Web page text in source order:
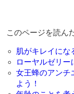
このページを読ん
肌がキレイにな
ローヤルゼリー
女王蜂のアンチ
よう！